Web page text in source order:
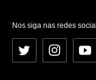
Nos siga nas redes
Twitter Instagram